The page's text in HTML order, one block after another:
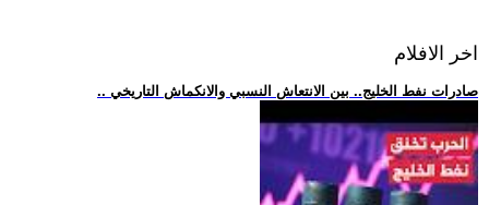
اخر الافلام
.. صادرات نفط الخليج.. بين الانتعاش النسبي والانكماش التاريخي